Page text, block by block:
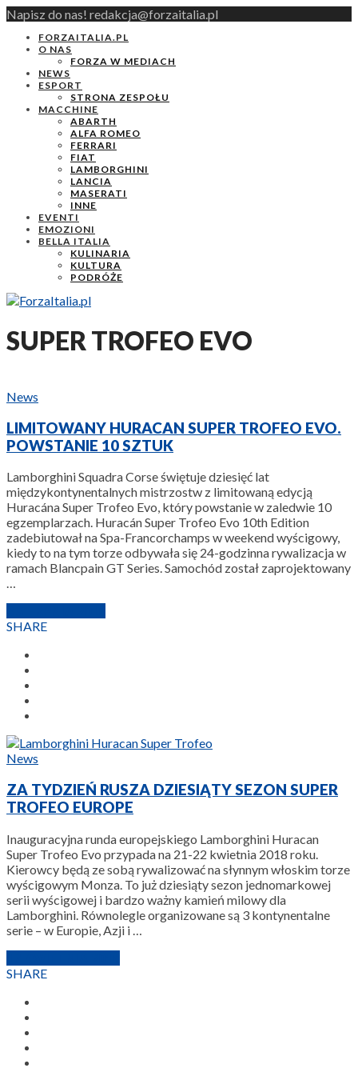
Napisz do nas! redakcja@forzaitalia.pl
FORZAITALIA.PL
O NAS
FORZA W MEDIACH
NEWS
ESPORT
STRONA ZESPOŁU
MACCHINE
ABARTH
ALFA ROMEO
FERRARI
FIAT
LAMBORGHINI
LANCIA
MASERATI
INNE
EVENTI
EMOZIONI
BELLA ITALIA
KULINARIA
KULTURA
PODRÓŻE
SUPER TROFEO EVO
News
LIMITOWANY HURACAN SUPER TROFEO EVO.
POWSTANIE 10 SZTUK
Lamborghini Squadra Corse świętuje dziesięć lat
międzykontynentalnych mistrzostw z limitowaną edycją
Huracána Super Trofeo Evo, który powstanie w zaledwie 10
egzemplarzach. Huracán Super Trofeo Evo 10th Edition
zadebiutował na Spa-Francorchamps w weekend wyścigowy,
kiedy to na tym torze odbywała się 24-godzinna rywalizacja w
ramach Blancpain GT Series. Samochód został zaprojektowany
…
SHARE
News
ZA TYDZIEŃ RUSZA DZIESIĄTY SEZON SUPER
TROFEO EUROPE
Inauguracyjna runda europejskiego Lamborghini Huracan
Super Trofeo Evo przypada na 21-22 kwietnia 2018 roku.
Kierowcy będą ze sobą rywalizować na słynnym włoskim torze
wyścigowym Monza. To już dziesiąty sezon jednomarkowej
serii wyścigowej i bardzo ważny kamień milowy dla
Lamborghini. Równolegle organizowane są 3 kontynentalne
serie – w Europie, Azji i …
SHARE